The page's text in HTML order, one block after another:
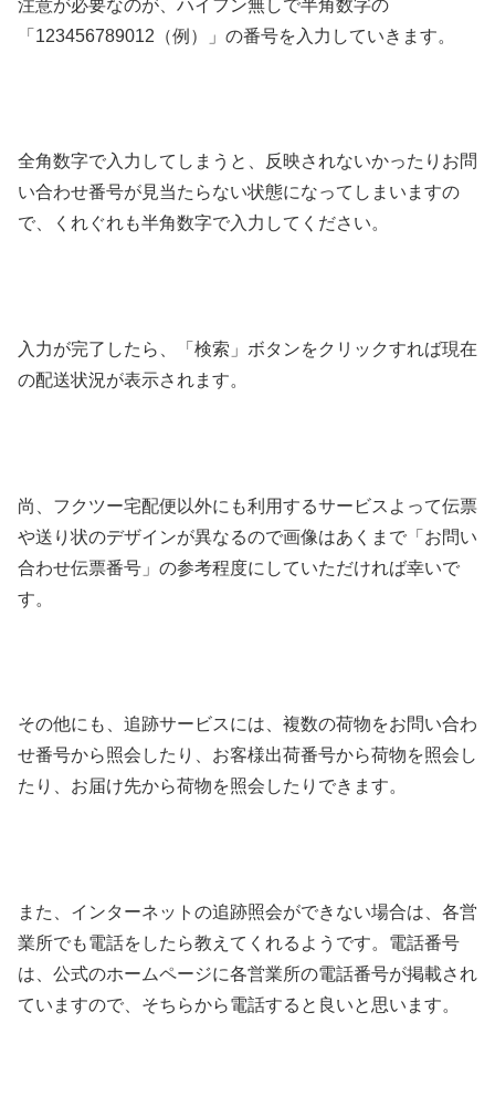
注意が必要なのが、ハイフン無しで半角数字の
「123456789012（例）」の番号を入力していきます。
全角数字で入力してしまうと、反映されないかったりお問
い合わせ番号が見当たらない状態になってしまいますの
で、くれぐれも半角数字で入力してください。
入力が完了したら、「検索」ボタンをクリックすれば現在
の配送状況が表示されます。
尚、フクツー宅配便以外にも利用するサービスよって伝票
や送り状のデザインが異なるので画像はあくまで「お問い
合わせ伝票番号」の参考程度にしていただければ幸いで
す。
その他にも、追跡サービスには、複数の荷物をお問い合わ
せ番号から照会したり、お客様出荷番号から荷物を照会し
たり、お届け先から荷物を照会したりできます。
また、インターネットの追跡照会ができない場合は、各営
業所でも電話をしたら教えてくれるようです。電話番号
は、公式のホームページに各営業所の電話番号が掲載され
ていますので、そちらから電話すると良いと思います。